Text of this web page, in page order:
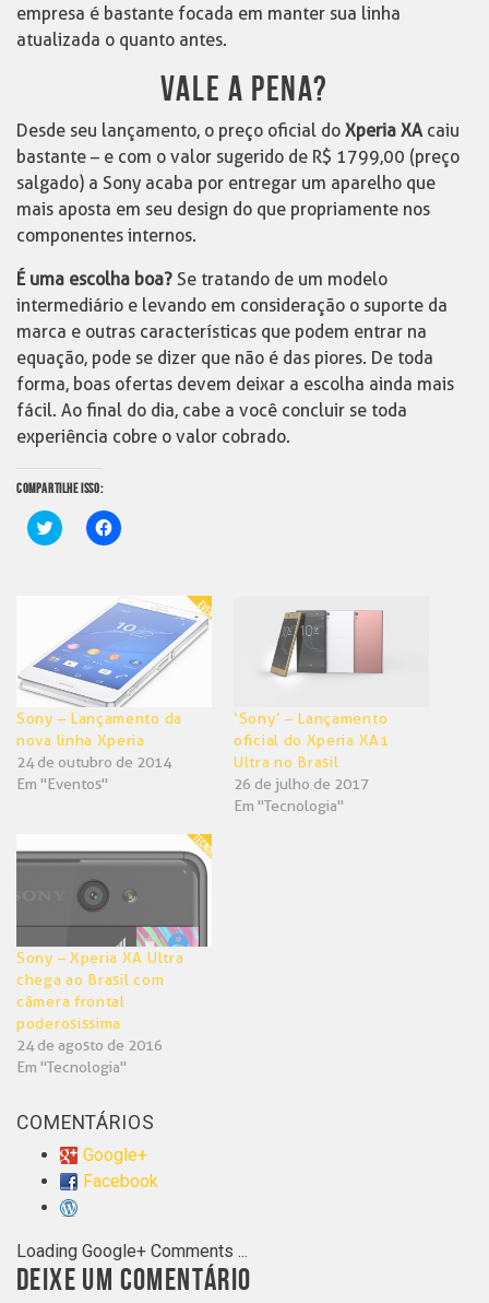
empresa é bastante focada em manter sua linha
atualizada o quanto antes.
VALE A PENA?
Desde seu lançamento, o preço oficial do Xperia XAcaiu
bastante – e com o valor sugerido de R$ 1799,00 (preço
salgado) a Sony acaba por entregar um aparelho que
mais aposta em seu design do que propriamente nos
componentes internos.
É uma escolha boa? Se tratando de um modelo
intermediário e levando em consideração o suporte da
marca e outras características que podem entrar na
equação, pode se dizer que não é das piores. De toda
forma, boas ofertas devem deixar a escolha ainda mais
fácil. Ao final do dia, cabe a você concluir se toda
experiência cobre o valor cobrado.
COMPARTILHE ISSO:
Clique
para
janela)
Clique
para
nova
janela)
Sony – Lançamento da
nova linha Xperia
24 de outubro de 2014
Em "Eventos"
‘Sony’ – Lançamento
oficial do Xperia XA1
Ultra no Brasil
26 de julho de 2017
Em "Tecnologia"
Sony – Xperia XA Ultra
chega ao Brasil com
câmera frontal
poderosissima
24 de agosto de 2016
Em "Tecnologia"
COMENTÁRIOS
Google+
Facebook
Loading Google+ Comments ...
DEIXE UM COMENTÁRIO